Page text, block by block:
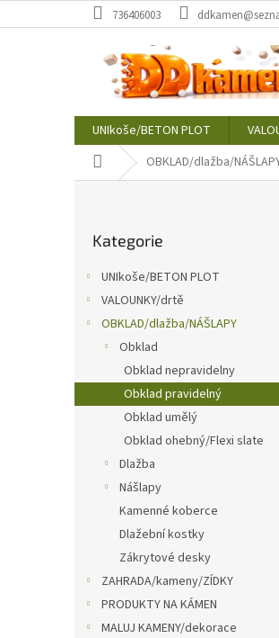
na
736406003
UNIkoše/BETON PLOT
Domů OBKLAD/dlažba/
a
n
kategorie
Kategorie
UNIkoše/BETON PLOT
VALOUNKY/drtě
OBKLAD/dlažba/NÁŠLAPY
Obklad
Obklad nepravidelny
Obklad pravidelný
Obklad umělý
Obklad ohebný/Flexi slate
Dlažba
Nášlapy
Kamenné koberce
Dlažební kostky
Zákrytové desky
ZAHRADA/kameny/ZÍDKY
PRODUKTY NA KÁMEN
MALUJ KAMENY/dekorace